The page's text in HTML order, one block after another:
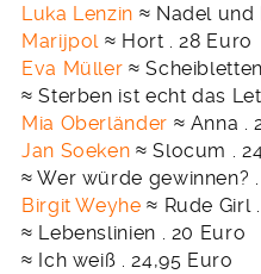
Luka Lenzin ≈ Nadel und
Marijpol ≈ Hort . 28 Euro
Eva Müller ≈
≈ Sterben ist echt das
Mia Oberländer ≈ Anna .
Jan Soeken ≈ Slocum .
≈ Wer würde gewinnen? .
Birgit Weyhe≈ Rude Girl
≈ Lebenslinien . 20 Euro
≈ Ich weiß . 24,95 Euro